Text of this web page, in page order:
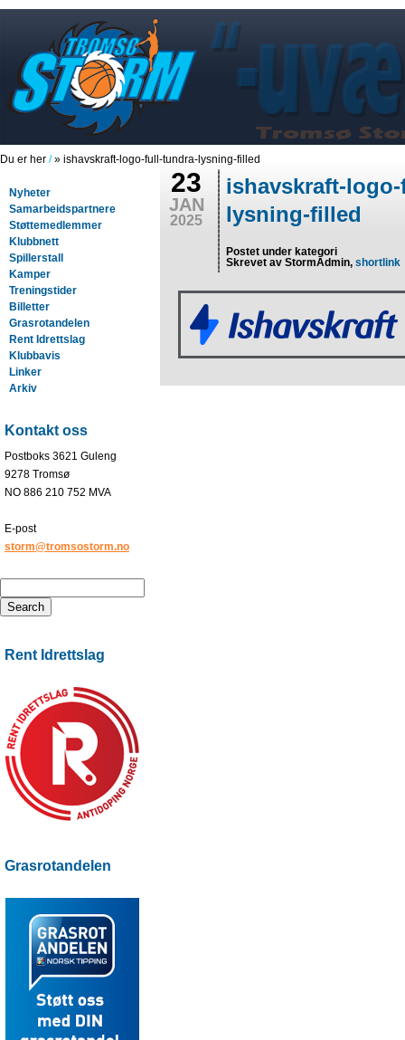
Du er her /» ishavskraft-logo-full-tundra-lysning-filled
Nyheter
Samarbeidspartnere
Støttemedlemmer
Klubbnett
Spillerstall
Kamper
Treningstider
Billetter
Grasrotandelen
Rent Idrettslag
Klubbavis
Linker
Arkiv
Kontakt oss
Postboks 3621 Guleng
9278 Tromsø
NO 886 210 752 MVA
E-post
storm@tromsostorm.no
Rent Idrettslag
Grasrotandelen
23
JAN
2025
ishavskraft-
lysning-filled
Postet under kategori
Skrevet av StormAdmin,shortlink